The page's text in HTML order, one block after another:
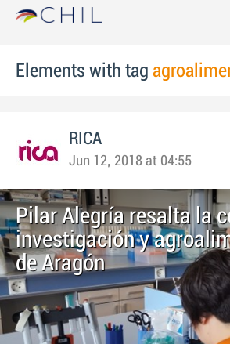
Elements with tag
RICA
Jun 12, 2018 at 04:55
Pilar Alegría resalta la
investigación y
de Aragón